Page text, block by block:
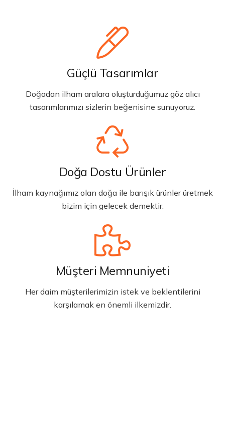
Güçlü Tasarımlar
Doğadan ilham aralara oluşturduğumuz göz alıcı
tasarımlarımızı sizlerin beğenisine sunuyoruz.
Doğa Dostu Ürünler
İlham kaynağımız olan doğa ile barışık ürünler üretmek
bizim için gelecek demektir.
Müşteri Memnuniyeti
Her daim müşterilerimizin istek ve beklentilerini
karşılamak en önemli ilkemizdir.